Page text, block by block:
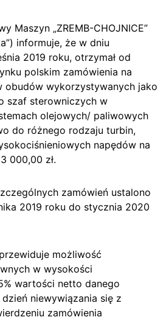
Maszyn „ZREMB-CHOJNICE”
informuje, że w dniu
2019 roku, otrzymał od
polskim zamówienia na
obudów wykorzystywanych jako
szaf sterowniczych w
olejowych/ paliwowych
do różnego rodzaju turbin,
napędów na
000,00 zł.
zamówień ustalono
2019 roku do stycznia 2020
możliwość
w wysokości
wartości netto danego
niewywiązania się z
zamówienia